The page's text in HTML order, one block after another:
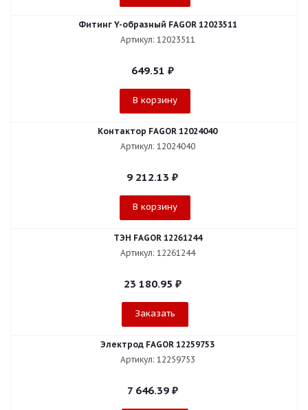
Фитинг Y-образный FAGOR 12023511
Артикул: 12023511
649.51 ₽
В корзину
Контактор FAGOR 12024040
Артикул: 12024040
9 212.13 ₽
В корзину
ТЭН FAGOR 12261244
Артикул: 12261244
23 180.95 ₽
Заказать
Электрод FAGOR 12259753
Артикул: 12259753
7 646.39₽